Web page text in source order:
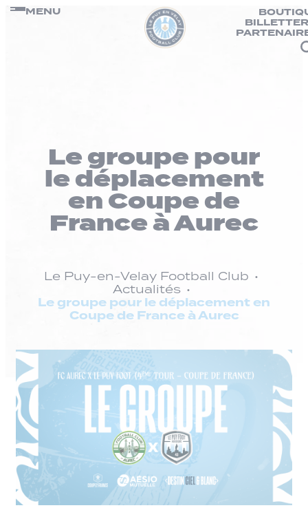
Passer
MENU
Le groupe pour
le déplacement
en Coupe de
France à Aurec
Le Puy-en-Velay Football Club
Actualités
Le groupe pour le déplacement en
Coupe de France à Aurec
Panneau de gestion des cookies